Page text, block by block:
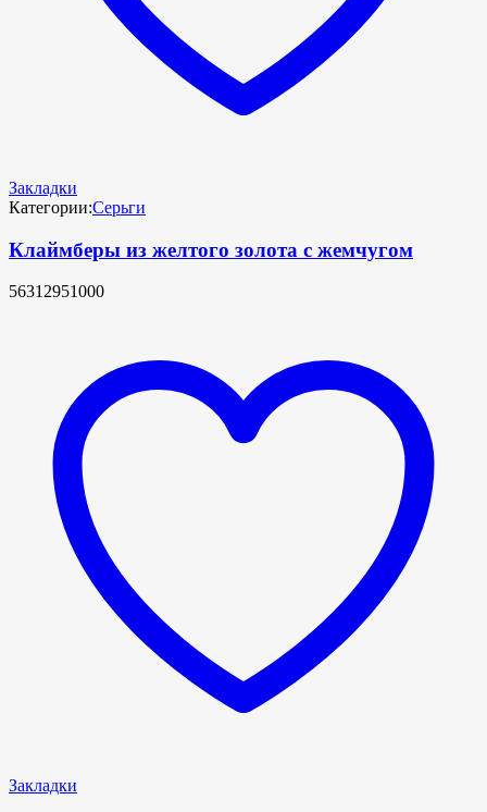
Закладки
Категории:Серьги
Клаймберы из желтого золота с жемчугом
56312951000
Закладки